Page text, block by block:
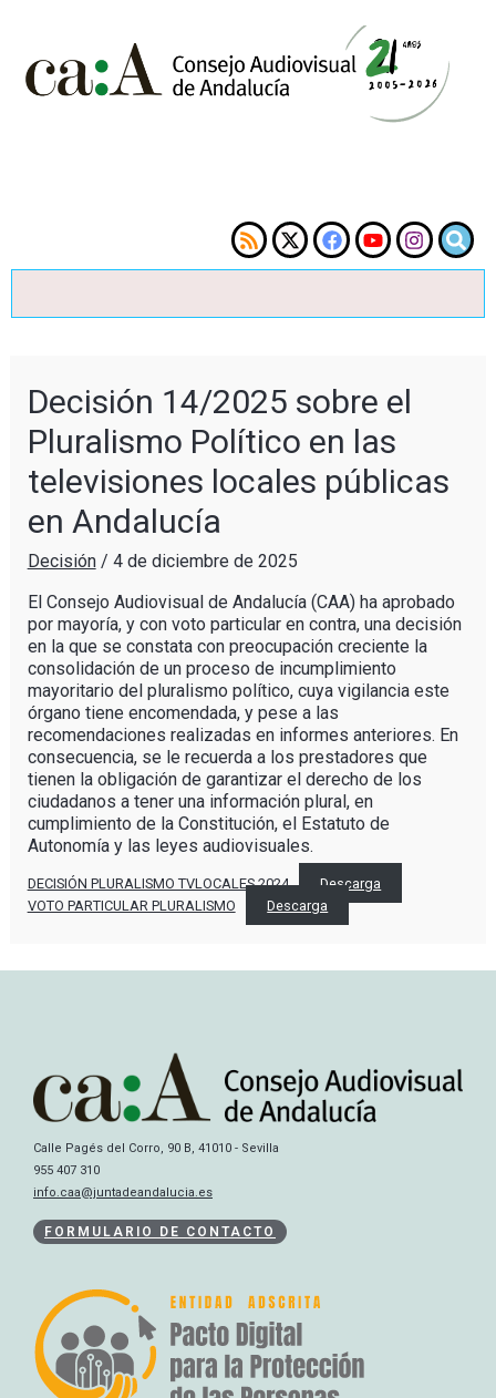
Decisión 14/2025 sobre el
Pluralismo Político en las
televisiones locales públicas
en Andalucía
Decisión/ 4 de diciembre de 2025
El Consejo Audiovisual de Andalucía (CAA) ha aprobado
por mayoría, y con voto particular en contra, una decisión
en la que se constata con preocupación creciente la
consolidación de un proceso de incumplimiento
mayoritario del pluralismo político, cuya vigilancia este
órgano tiene encomendada, y pese a las
recomendaciones realizadas en informes anteriores. En
consecuencia, se le recuerda a los prestadores que
tienen la obligación de garantizar el derecho de los
ciudadanos a tener una información plural, en
cumplimiento de la Constitución, el Estatuto de
Autonomía y las leyes audiovisuales.
DECISIÓN PLURALISMO TVLOCALES 2024
Descarga
VOTO PARTICULAR PLURALISMO
Descarga
Calle Pagés del Corro, 90 B, 41010 - Sevilla
955 407 310
info.caa@juntadeandalucia.es
FORMULARIO DE CONTACTO